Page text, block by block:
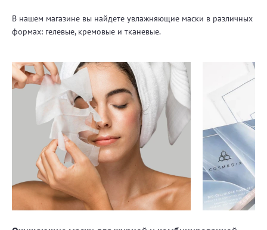
В нашем магазине вы найдете увлажняющие маски в различных
формах: гелевые, кремовые и тканевые.